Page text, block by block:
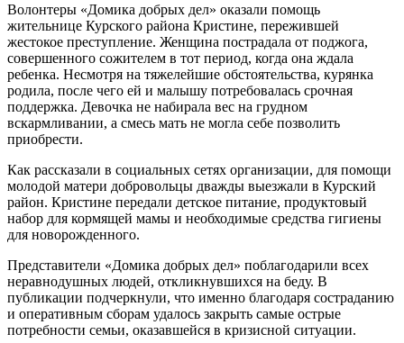
Волонтеры «Домика добрых дел» оказали помощь
жительнице Курского района Кристине, пережившей
жестокое преступление. Женщина пострадала от поджога,
совершенного сожителем в тот период, когда она ждала
ребенка. Несмотря на тяжелейшие обстоятельства, курянка
родила, после чего ей и малышу потребовалась срочная
поддержка. Девочка не набирала вес на грудном
вскармливании, а смесь мать не могла себе позволить
приобрести.
Как рассказали в социальных сетях организации, для помощи
молодой матери добровольцы дважды выезжали в Курский
район. Кристине передали детское питание, продуктовый
набор для кормящей мамы и необходимые средства гигиены
для новорожденного.
Представители «Домика добрых дел» поблагодарили всех
неравнодушных людей, откликнувшихся на беду. В
публикации подчеркнули, что именно благодаря состраданию
и оперативным сборам удалось закрыть самые острые
потребности семьи, оказавшейся в кризисной ситуации.